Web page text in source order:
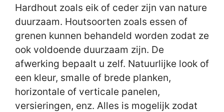
Hardhout zoals eik of ceder zijn van nature
duurzaam. Houtsoorten zoals essen of
grenen kunnen behandeld worden zodat ze
ook voldoende duurzaam zijn. De
afwerking bepaalt u zelf. Natuurlijke look of
een kleur, smalle of brede planken,
horizontale of verticale panelen,
versieringen, enz. Alles is mogelijk zodat